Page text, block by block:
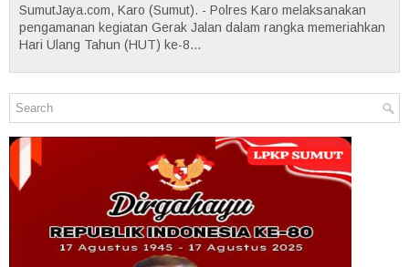
SumutJaya.com, Karo (Sumut). - Polres Karo melaksanakan
pengamanan kegiatan Gerak Jalan dalam rangka memeriahkan
Hari Ulang Tahun (HUT) ke-8...